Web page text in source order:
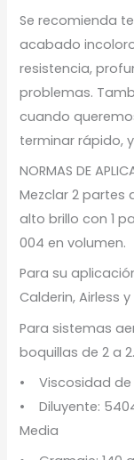
Se recomienda
acabado
resistencia,
problemas.
cuando
terminar rápido,
NORMAS DE
Mezclar 2 partes
alto brillo con 1
004 en volumen.
Para su
Calderin, Airless y
Para sistemas
boquillas de 2 a
• Viscosidad de
• Diluyente:
Media